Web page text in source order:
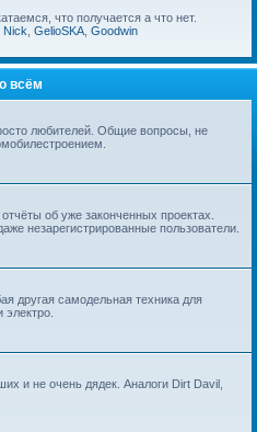
что получается а что нет.
Nick GelioSKA Goodwin
всём
любителей. Общие вопросы, не
об уже законченных проектах.
незарегистрированные пользователи.
другая самодельная техника для
электро.
и не очень дядек. Аналоги Dirt Davil,